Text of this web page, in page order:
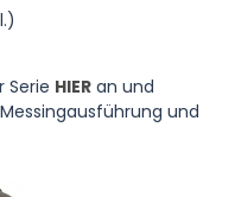
Serie HIER an und
und